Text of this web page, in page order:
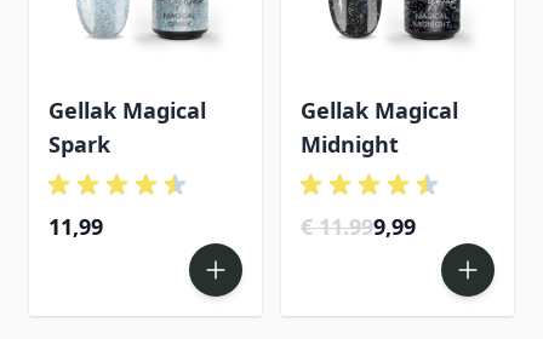
Gellak Magical
Spark
11,99
Gellak Magical
Midnight
€ 11.999,99